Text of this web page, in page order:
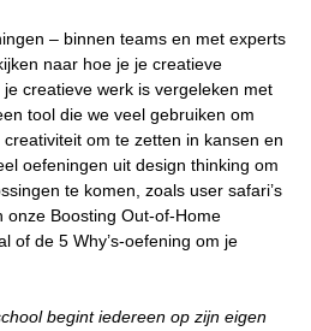
– binnen teams en met experts
naar hoe je je creatieve
creatieve werk is vergeleken met
tool die we veel gebruiken om
om te zetten in kansen en
oefeningen uit design thinking om
te komen, zoals user safari’s
onze Boosting Out-of-Home
of de 5 Why’s-oefening om je
begint iedereen op zijn eigen